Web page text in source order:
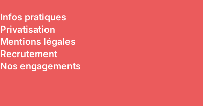
Infos pratiques
Privatisation
Mentions légales
Recrutement
Nos engagements